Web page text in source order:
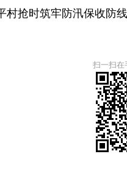
村抢时筑牢防汛保收防线
扫一扫在